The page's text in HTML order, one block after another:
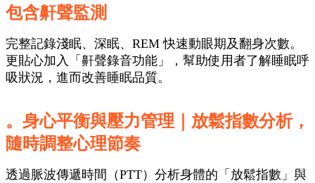
包含鼾聲監測
完整記錄淺眠、深眠、REM 快速動眼期及翻身次數。
更貼心加入「鼾聲錄音功能」，幫助使用者了解睡眠呼
吸狀況，進而改善睡眠品質。
。身心平衡與壓力管理 ｜放鬆指數分析，
隨時調整心理節奏
透過脈波傳遞時間（PTT）分析身體的「放鬆指數」與